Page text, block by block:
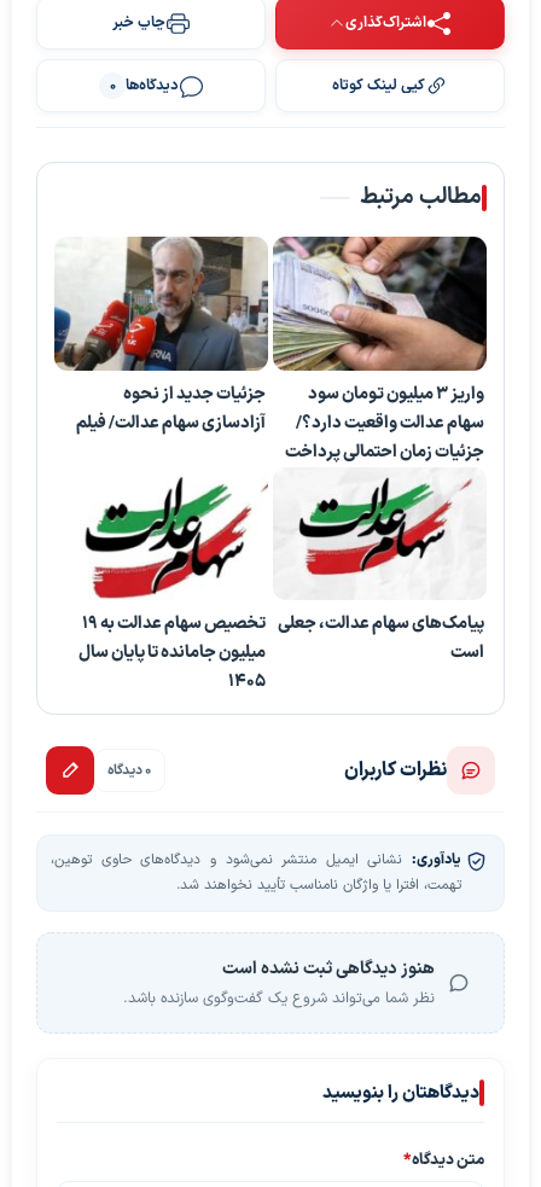
اشتراک‌گذاری چاپ خبر
کپی لینک کوتاه دیدگاه‌ها 0
مطالب مرتبط
واریز ۳ میلیون تومان سود
سهام عدالت واقعیت دارد؟/
جزئیات زمان احتمالی پرداخت
جزئیات جدید از نحوه
آزادسازی سهام عدالت/ فیلم
پیامک‌های سهام عدالت، جعلی
است
تخصیص سهام عدالت به ۱۹
میلیون جامانده تا پایان سال
۱۴۰۵
نظرات کاربران 0 دیدگاه
یادآوری: نشانی ایمیل منتشر نمی‌شود و دیدگاه‌های حاوی توهین،
تهمت، افترا یا واژگان نامناسب تأیید نخواهند شد.
هنوز دیدگاهی ثبت نشده است
نظر شما می‌تواند شروع یک گفت‌وگوی سازنده باشد.
دیدگاهتان را بنویسید
متن دیدگاه*